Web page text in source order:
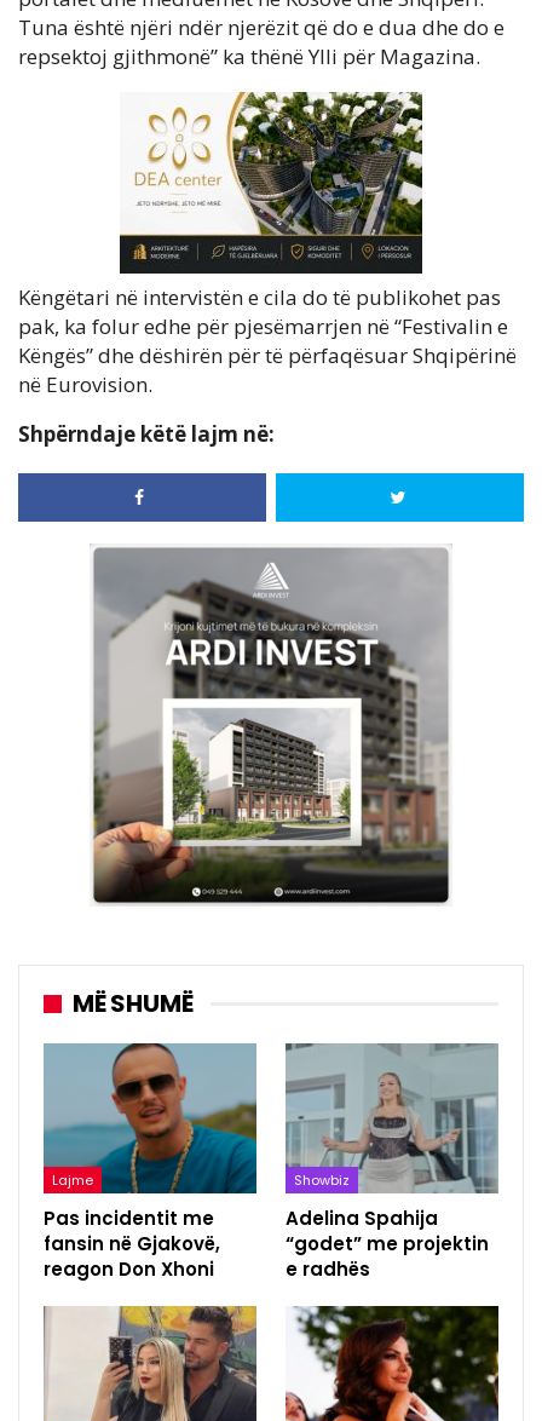
Tuna është njëri ndër njerëzit që do e dua dhe do e
repsektoj gjithmonë” ka thënë Ylli për Magazina.
Këngëtari në intervistën e cila do të publikohet pas
pak, ka folur edhe për pjesëmarrjen në “Festivalin e
Këngës” dhe dëshirën për të përfaqësuar Shqipërinë
në Eurovision.
Shpërndaje këtë lajm në:
MË SHUMË
Lajme
Pas incidentit me
fansin në Gjakovë,
reagon Don Xhoni
Showbiz
Adelina Spahija
“godet” me projektin
e radhës